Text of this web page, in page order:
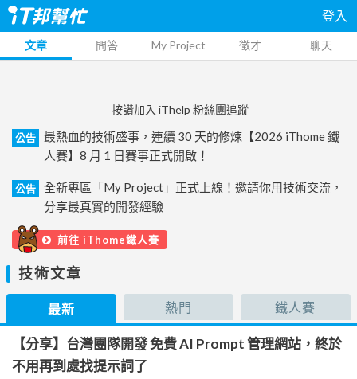
登入
文章 問答 My Project 徵才 聊天
按讚加入 iThelp 粉絲團追蹤
公告
最熱血的技術盛事，連續 30 天的修煉【2026 iThome 鐵
人賽】8 月 1 日賽事正式開啟！
公告
全新專區「My Project」正式上線！邀請你用技術交流，
分享最真實的開發經驗
前往 iThome鐵人賽
技術文章
最新 熱門 鐵人賽
【分享】台灣團隊開發 免費 AI Prompt 管理網站，終於
不用再到處找提示詞了